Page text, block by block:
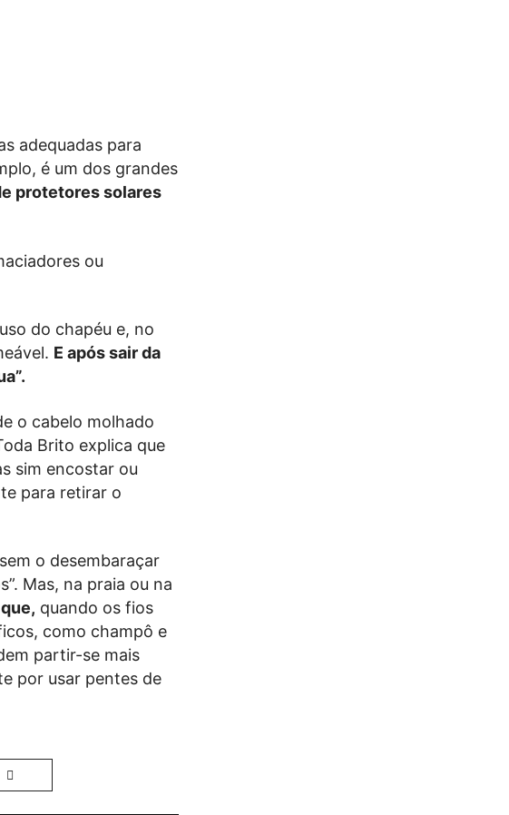
adequadas para
é um dos grandes
protetores solares
ou
do chapéu e, no
E após sair da
o cabelo molhado
Brito explica que
sim encostar ou
para retirar o
o desembaraçar
Mas, na praia ou na
quando os fios
como champô e
partir-se mais
por usar pentes de